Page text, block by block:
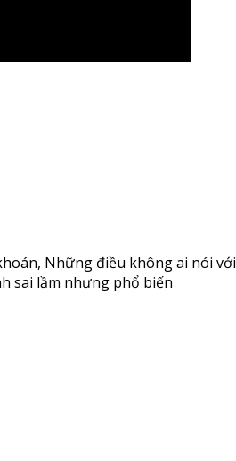
, Những điều không ai nói với
sai lầm nhưng phổ biến